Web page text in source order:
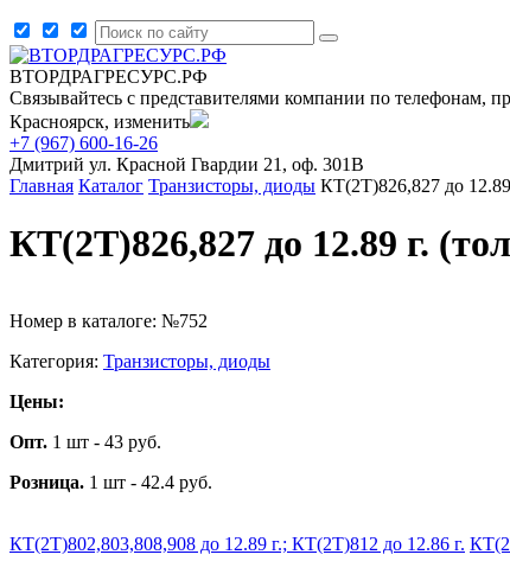
ВТОРДРАГРЕСУРС.РФ
Связывайтесь с представителями компании по телефонам,
Красноярск, изменить
+7 (967) 600-16-26
Дмитрий ул. Красной Гвардии 21, оф. 301В
Главная Каталог Транзисторы, диоды КТ(2Т)826,827 до
КТ(2Т)826,827 до 12.89 г.
Номер в каталоге: №752
Категория: Транзисторы, диоды
Цены:
Опт. 1 шт - 43 руб.
Розница. 1 шт - 42.4 руб.
КТ(2Т)802,803,808,908 до 12.89 г.; КТ(2Т)812 до 12.86 г.